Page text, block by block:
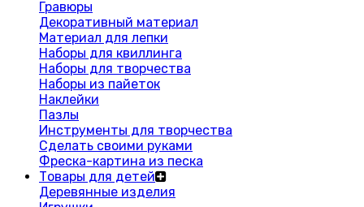
Гравюры
Декоративный материал
Материал для лепки
Наборы для квиллинга
Наборы для творчества
Наборы из пайеток
Наклейки
Пазлы
Инструменты для творчества
Сделать своими руками
Фреска-картина из песка
Товары для детей
Деревянные изделия